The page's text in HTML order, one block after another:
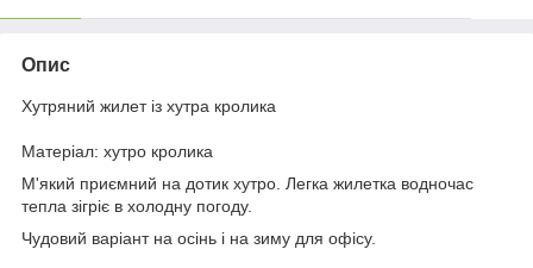
Опис
Хутряний жилет із хутра кролика
Матеріал: хутро кролика
М'який приємний на дотик хутро. Легка жилетка водночас
тепла зігріє в холодну погоду.
Чудовий варіант на осінь і на зиму для офісу.